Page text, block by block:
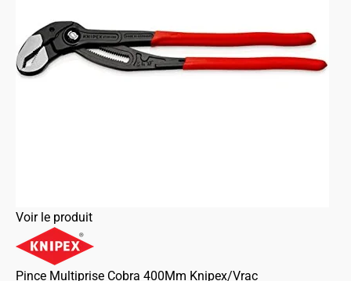
Voir le produit
Pince Multiprise Cobra 400Mm Knipex/Vrac